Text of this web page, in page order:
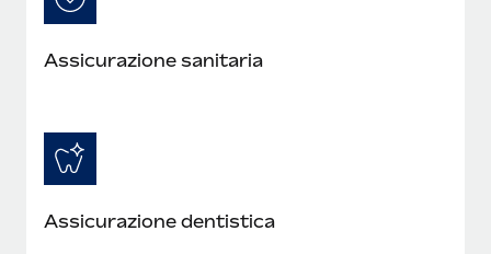
Assicurazione sanitaria
Assicurazione dentistica